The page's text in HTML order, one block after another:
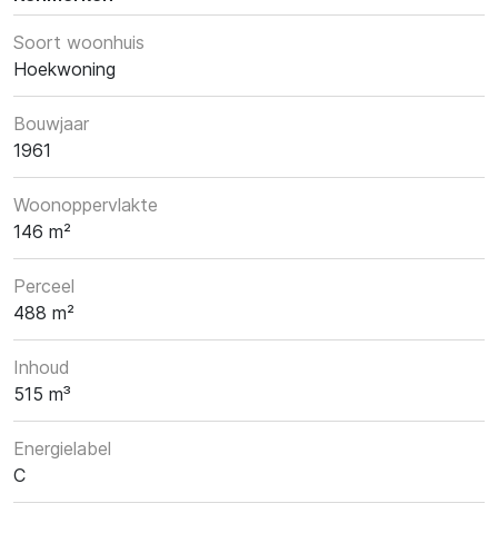
Soort woonhuis
Hoekwoning
Bouwjaar
1961
Woonoppervlakte
146 m²
Perceel
488 m²
Inhoud
515 m³
Energielabel
C